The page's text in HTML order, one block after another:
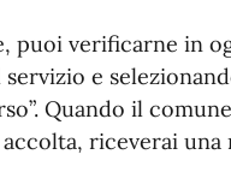
puoi verificarne in
e
Quando il
riceverai una